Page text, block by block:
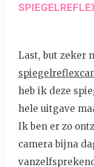
Last, but zeker
heb ik deze
hele uitgave
Ik ben er zo
camera bijna